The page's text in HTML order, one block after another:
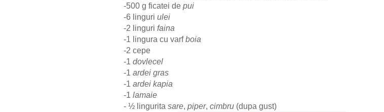
-500 g ficatei de pui
-6 linguri ulei
-2 linguri faina
-1 lingura cu varfboia
-2 cepe
-1 dovlecel
-1 ardei gras
-1 ardei kapia
-1 lamaie
- ½ lingurita sare, piper, cimbru (dupa gust)